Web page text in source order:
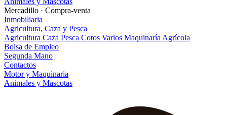
Mercadillo · Compra-venta
Inmobiliaria
Agricultura, Caza y Pesca
Agricultura Caza Pesca Cotos Varios Maquinaría Agrícola
Bolsa de Empleo
Segunda Mano
Contactos
Motor y Maquinaria
Animales y Mascotas